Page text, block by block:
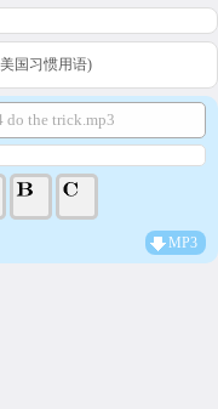
国习惯用语)
do the trick.mp3
MP3